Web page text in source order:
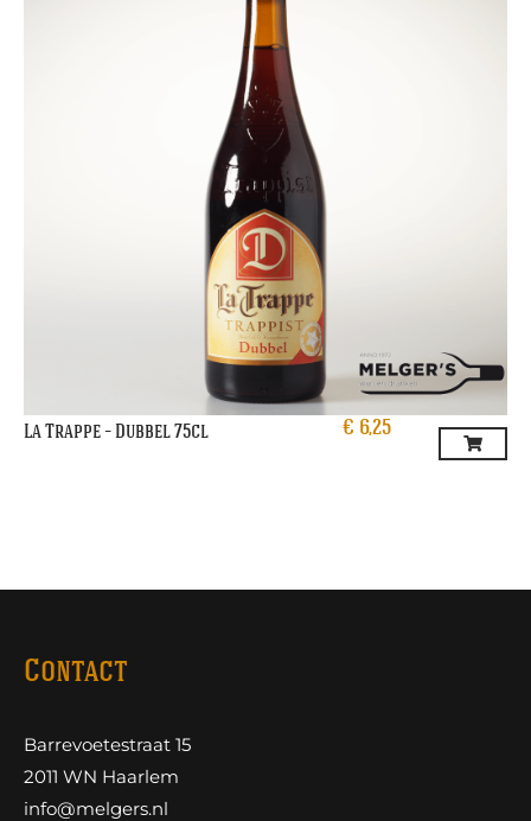
La Trappe – Dubbel 75cl € 6,25
Contact
Barrevoetestraat 15
2011 WN Haarlem
info@melgers.nl